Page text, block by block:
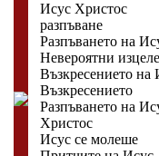
Исус Христос
разпъване
Разпъването на
Невероятни
Възкресението на
Възкресението
Разпъването на
Христос
Исус се молеше